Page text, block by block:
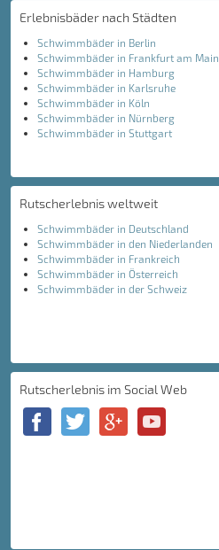
Erlebnisbäder nach Städten
Schwimmbäder in Berlin
Schwimmbäder in Frankfurt am Main
Schwimmbäder in Hamburg
Schwimmbäder in Karlsruhe
Schwimmbäder in Köln
Schwimmbäder in Nürnberg
Schwimmbäder in Stuttgart
Rutscherlebnis weltweit
Schwimmbäder in Deutschland
Schwimmbäder in den Niederlanden
Schwimmbäder in Frankreich
Schwimmbäder in Österreich
Schwimmbäder in der Schweiz
Rutscherlebnis im Social Web